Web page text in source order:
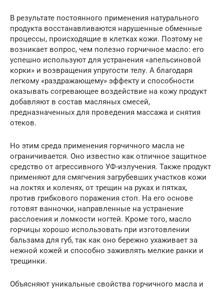
В результате постоянного применения натурального
продукта восстанавливаются нарушенные обменные
процессы, происходящие в клетках кожи. Поэтому не
возникает вопрос, чем полезно горчичное масло: его
успешно используют для устранения «апельсиновой
корки» и возвращения упругости телу. А благодаря
легкому «раздражающему» эффекту и способности
оказывать согревающее воздействие на кожу продукт
добавляют в состав масляных смесей,
предназначенных для проведения массажа и снятия
отеков.
Но этим среда применения горчичного масла не
ограничивается. Оно известно как отличное защитное
средство от агрессивного УФ-излучения. Также продукт
применяют для смягчения загрубевших участков кожи
на локтях и коленях, от трещин на руках и пятках,
против грибкового поражения стоп. На его основе
готовят ванночки, направленные на устранение
расслоения и ломкости ногтей. Кроме того, масло
горчицы хорошо использовать при изготовлении
бальзама для губ, так как оно бережно ухаживает за
нежной кожей и способно заживлять мелкие ранки и
трещинки.
Объясняют уникальные свойства горчичного масла и